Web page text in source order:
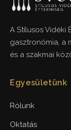
A Stílusos Vidéki
gasztronómia, a
és a szakmai
Egyesületünk
Rólunk
Oktatás